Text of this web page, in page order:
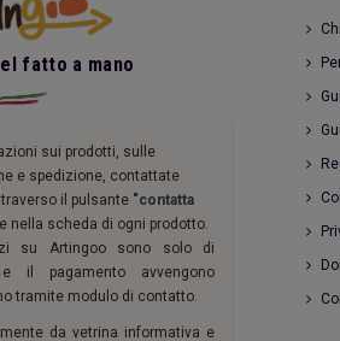
fatto a mano
sui prodotti, sulle
e spedizione, contattate
il pulsante "contatta
nella scheda di ogni prodotto.
su Artingoo sono solo di
e il pagamento avvengono
tramite modulo di contatto.
da vetrina informativa e